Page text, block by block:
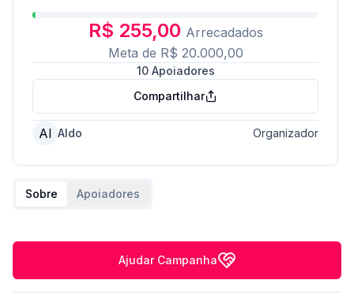
R$ 255,00 Arrecadados
Meta de R$ 20.000,00
10Apoiadores
Compartilhar
Al Aldo Organizador
Sobre Apoiadores
Ajudar Campanha